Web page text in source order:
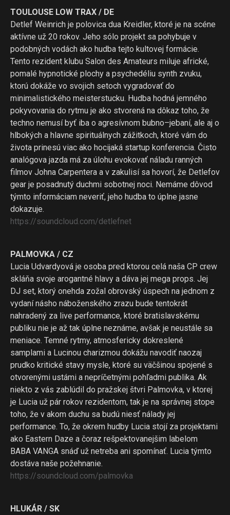
TOULOUSE LOW TRAX / DE
Detlef Weinrich je polovica dua Kreidler, ktoré je na scéne
aktívne už 20 rokov. Jeho sólo projekt sa pohybuje v
podobných vodách ako hudba tejto kultovej formácie.
Tento rezident klubu Salon des Amateurs miluje africké,
pomalé hypnotické plochy a psychedéliu synth zvuku,
ktorú dokáže vo svojich setoch vygradovať do
minimalistického meisterstucku. Hudba hodná jemného
pokyvovania do rytmu je ako stvorená na dôkaz toho, že
techno nemusí byť iba o agresívnom bubno–jebaní, ale aj o
hlbokých a hlavne spirituálnych zážitkoch, ktoré vám do
života prinesú viac ako hocijaká startup konferencia. Čisto
analógova jazda má za úlohu evokovať náladu ranných
filmov Johna Carpentera a v zakulisí sa hovorí, že Detlefov
gear je posadnutý duchmi sobotnej noci. Nemáme dôvod
týmto informáciam neveriť, jeho hudba to úplne jasne
dokazuje.
https://soundcloud.com/detlefnet
PALMOVKA / CZ
Lucia Udvardyová je osoba pred ktorou celá naša CP crew
skláňa svoje arogantné hlavy a dáva jej mega props. Jej
DJ set, ktorý onehda zožal obrovský úspech na jednom z
vydaní násho náboženského zrazu bude tentokrát
nahradený za live performance, ktoré bratislavskému
publiku nie je až tak úplne neznáme, avšak je neustále sa
meniace. Temné rytmy, atmosfericky dokreslené
samplami a Lucinou charizmou dokážu navodiť naozaj
prudko kritické stavy mysle, ktoré su väčšinou spojené s
otvorenými ustámi a nepríčetnými pohľadmi publika. Ak
niekto z vás zablúdil do pražskej štvri Palmovka, v ktorej
je Lucia už pár rokov rezidentom, tak je na správnej stope
toho, že v akom duchu sa budú niesť nálady jej
performance. To, že okrem hudby Lucia stojí za projektami
ako Eastern Daze a čoraz rešpektovanejšim labelom
BABA VANGA snáď už netreba ani spomínať. Lucia týmto
dostáva naše požehnanie.
https://soundcloud.com/palmovka
HLUKÁR / SK